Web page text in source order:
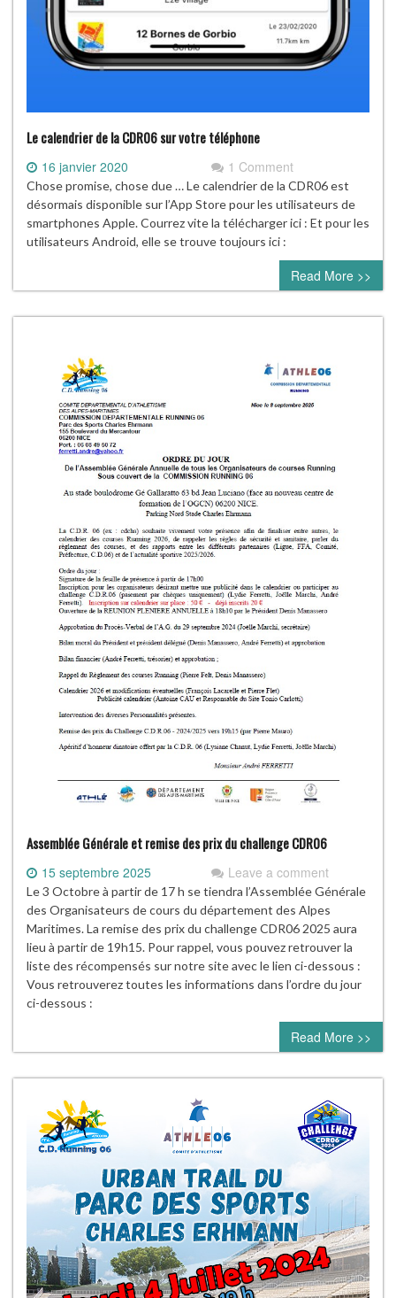
Le calendrier de la CDR06 sur votre téléphone
16 janvier 2020 1 Comment
Chose promise, chose due … Le calendrier de la CDR06 est
désormais disponible sur l’App Store pour les utilisateurs de
smartphones Apple. Courrez vite la télécharger ici : Et pour les
utilisateurs Android, elle se trouve toujours ici :
Read More >>
Assemblée Générale et remise des prix du challenge CDR06
15 septembre 2025 Leave a comment
Le 3 Octobre à partir de 17 h se tiendra l’Assemblée Générale
des Organisateurs de cours du département des Alpes
Maritimes. La remise des prix du challenge CDR06 2025 aura
lieu à partir de 19h15. Pour rappel, vous pouvez retrouver la
liste des récompensés sur notre site avec le lien ci-dessous :
Vous retrouverez toutes les informations dans l’ordre du jour
ci-dessous :
Read More >>